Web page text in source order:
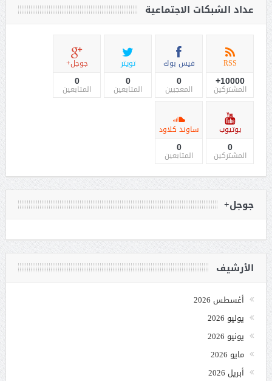
عداد الشبكات الاجتماعية
RSS
10000+
المشتركين
فيس بوك
0
المعجبين
تويتر
0
المتابعين
جوجل+
0
المتابعين
يوتيوب
0
المشتركين
ساوند كلاود
0
المتابعين
جوجل+
الأرشيف
أغسطس 2026
يوليو 2026
يونيو 2026
مايو 2026
أبريل 2026